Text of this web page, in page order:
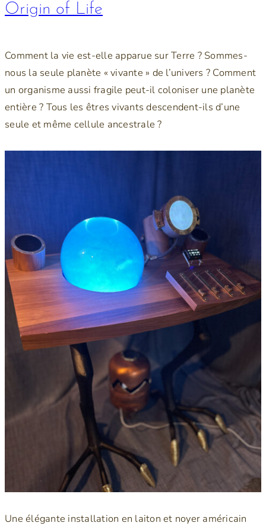
Origin of Life
Comment la vie est-elle apparue sur Terre ? Sommes-
nous la seule planète « vivante » de l’univers ? Comment
un organisme aussi fragile peut-il coloniser une planète
entière ? Tous les êtres vivants descendent-ils d’une
seule et même cellule ancestrale ?
Une élégante installation en laiton et noyer américain